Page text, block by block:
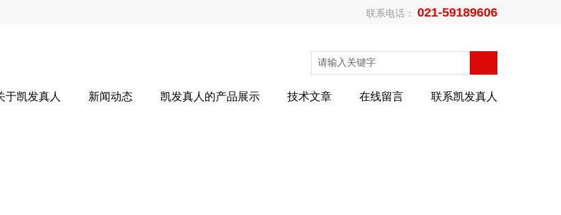
联系电话： 021-59189606
于凯发真人 新闻动态 凯发真人的产品展示 技术文章 在线留言 联系凯发真人